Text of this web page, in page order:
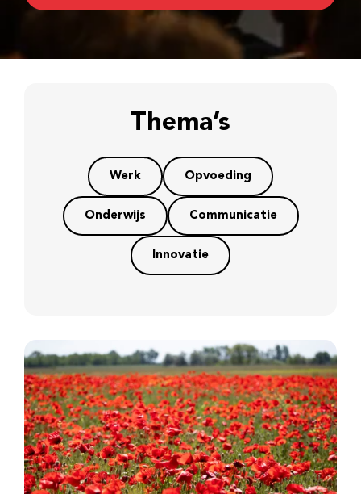
Thema’s
Werk Opvoeding
Onderwijs Communicatie
Innovatie